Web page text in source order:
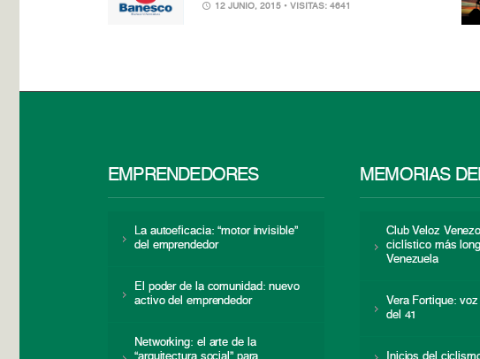
12 JUNIO, 2015 • VISITAS: 4641
EMPRENDEDORES
La autoeficacia: “motor invisible”
del emprendedor
El poder de la comunidad: nuevo
activo del emprendedor
Networking: el arte de la
“arquitectura social” para
MEMORIAS
Club Veloz
ciclístico más
Venezuela
Vera Fortique:
del 41
Inicios del